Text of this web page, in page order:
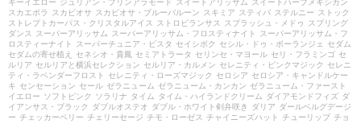
キーイエロー ジュリアン・プリンアラモード スイートアリッサム
スイートハーブメキシカン
スカエボラ
スカビオサ スカビオサ・ブルーバルーン スキミア スティパ ステルニー
ストック
ストレプトカーパス・クリスタルアイス
ストロビランサス スプラッシュ・メドゥ
スプリング
ダンス
スーパーアリッサム スーパーアリッサム・フロスティナイト
スーパーアリッサム・フ
ロスティーナイト
スーパーチュニア・ビスタ セイシボク セシル・ドゥ・ボーランジェ
セダム
セダムの寄せ植え
セネシオ・貴鳳 セミアトラータ セリンセ・マヨール セリ・フラミンゴ セ
ルリア セルリアと横浜セレクション セルリア・カルメン セレニティ・ピンクマジック
セレニ
ティ・ラベンダーフロスト
セレニティ・ローズマジック セロシア セロシア・キャンドルケー
キ センセーション セール ゼラニューム ゼラニューム・カンカン ゼラニューム・ファースト
イエロー ソフトピンク ソラリナ タイム タイム・ハイランドクリーム ダイアモンドフィズ ダ
イアンサス・ブラック
ダブルオステオ ダブル・ホワイト剣弁咲き ダリア ダールベルグデージ
ー チェッカーベリー チェリーセージ チモ・ローゼス チャイニーズハット チューリップ チョ